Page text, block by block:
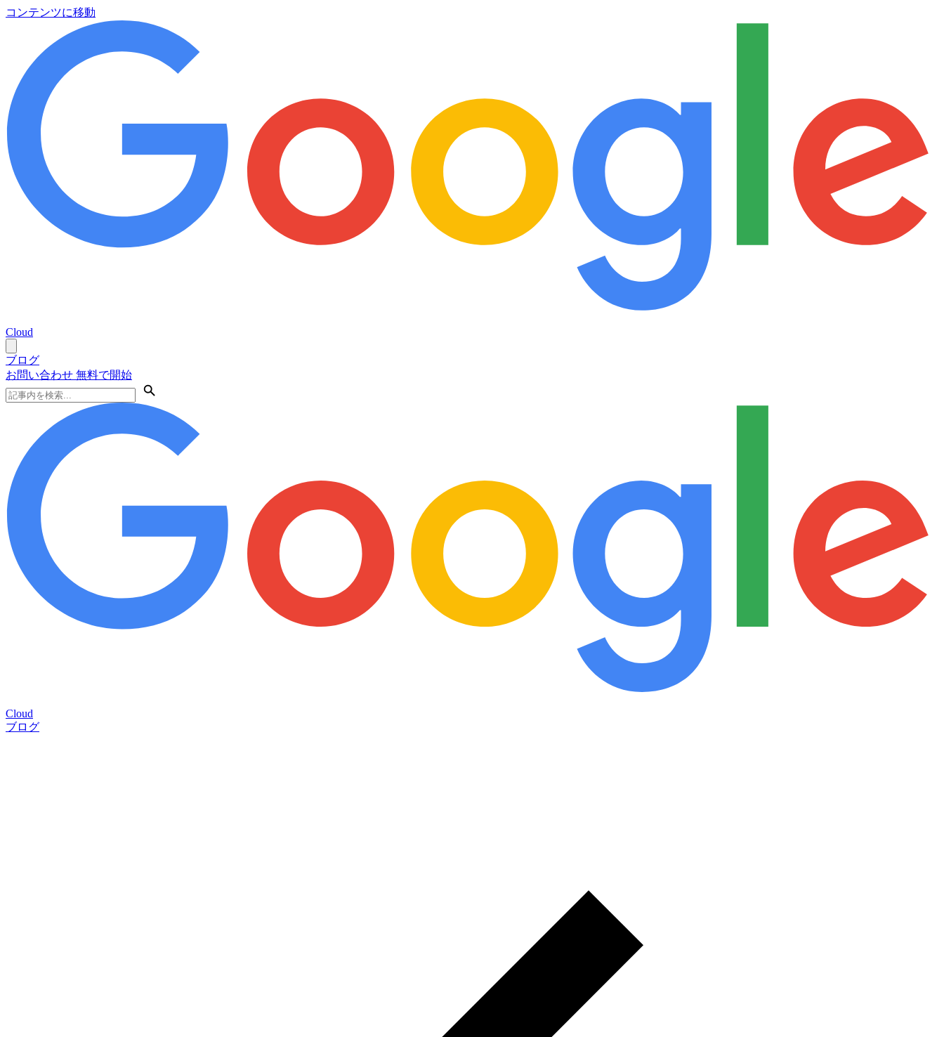
コンテンツに移動
Cloud
ブログ
お問い合わせ 無料で開始
Cloud
ブログ